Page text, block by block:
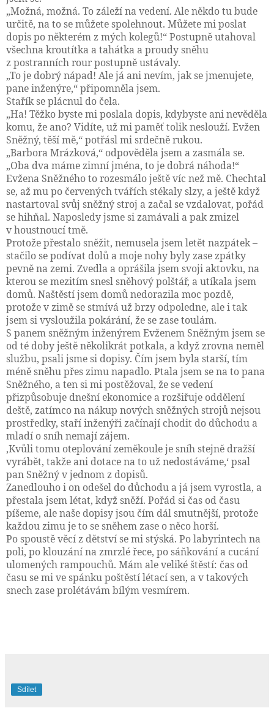
„Možná, možná. To záleží na vedení. Ale někdo tu bude
určitě, na to se můžete spolehnout. Můžete mi poslat
dopis po některém z mých kolegů!“ Postupně utahoval
všechna kroutítka a tahátka a proudy sněhu
z postranních rour postupně ustávaly.
„To je dobrý nápad! Ale já ani nevím, jak se jmenujete,
pane inženýre,“ připomněla jsem.
Stařík se plácnul do čela.
„Ha! Těžko byste mi poslala dopis, kdybyste ani nevěděla
komu, že ano? Vidíte, už mi paměť tolik neslouží. Evžen
Sněžný, těší mě,“ potřásl mi srdečně rukou.
„Barbora Mrázková,“ odpověděla jsem a zasmála se.
„Oba dva máme zimní jména, to je dobrá náhoda!“
Evžena Sněžného to rozesmálo ještě víc než mě. Chechtal
se, až mu po červených tvářích stékaly slzy, a ještě když
nastartoval svůj sněžný stroj a začal se vzdalovat, pořád
se hihňal. Naposledy jsme si zamávali a pak zmizel
v houstnoucí tmě.
Protože přestalo sněžit, nemusela jsem letět nazpátek –
stačilo se podívat dolů a moje nohy byly zase zpátky
pevně na zemi. Zvedla a oprášila jsem svoji aktovku, na
kterou se mezitím snesl sněhový polštář, a utíkala jsem
domů. Naštěstí jsem domů nedorazila moc pozdě,
protože v zimě se stmívá už brzy odpoledne, ale i tak
jsem si vysloužila pokárání, že se zase toulám.
S panem sněžným inženýrem Evženem Sněžným jsem se
od té doby ještě několikrát potkala, a když zrovna neměl
službu, psali jsme si dopisy. Čím jsem byla starší, tím
méně sněhu přes zimu napadlo. Ptala jsem se na to pana
Sněžného, a ten si mi postěžoval, že se vedení
přizpůsobuje dnešní ekonomice a rozšiřuje oddělení
deště, zatímco na nákup nových sněžných strojů nejsou
prostředky, staří inženýři začínají chodit do důchodu a
mladí o sníh nemají zájem.
‚Kvůli tomu oteplování zeměkoule je sníh stejně dražší
vyrábět, takže ani dotace na to už nedostáváme,‘ psal
pan Sněžný v jednom z dopisů.
Zanedlouho i on odešel do důchodu a já jsem vyrostla, a
přestala jsem létat, když sněží. Pořád si čas od času
píšeme, ale naše dopisy jsou čím dál smutnější, protože
každou zimu je to se sněhem zase o něco horší.
Po spoustě věcí z dětství se mi stýská. Po labyrintech na
poli, po klouzání na zmrzlé řece, po sáňkování a cucání
ulomených rampouchů. Mám ale veliké štěstí: čas od
času se mi ve spánku poštěstí létací sen, a v takových
snech zase prolétávám bílým vesmírem.
Sdílet